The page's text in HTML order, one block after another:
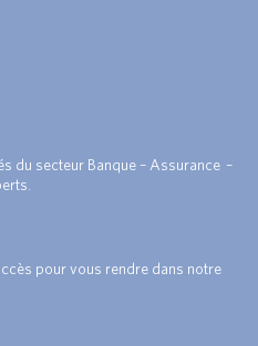
du secteur Banque – Assurance –
pour vous rendre dans notre